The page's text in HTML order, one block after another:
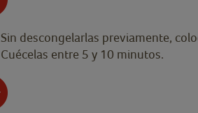
Sin descongelarlas previamente,
Cuécelas entre 5 y 10 minutos.